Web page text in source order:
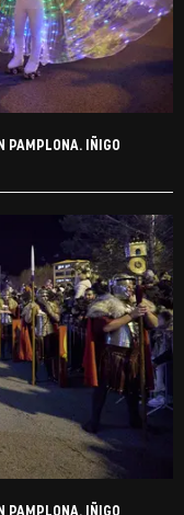
PAMPLONA. IÑIGO
PAMPLONA. IÑIGO